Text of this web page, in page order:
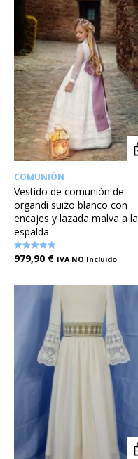
COMUNIÓN
Vestido de comunión de
organdí suizo blanco con
encajes y lazada malva a la
espalda
Valorado en
5.00
979,90 € IVA NO Incluido